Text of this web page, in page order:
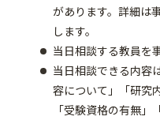
があります。詳細は
します。
当日相談する教員を
当日相談できる内容
容について」「研究
「受験資格の有無